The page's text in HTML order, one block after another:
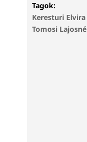
Tagok:
Keresturi Elvira
Tomosi Lajosné